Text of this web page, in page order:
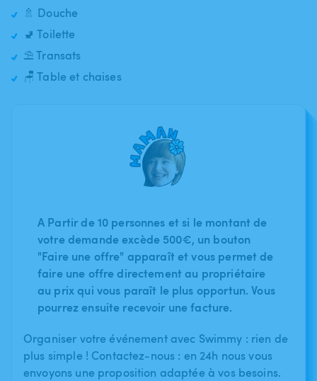
🚿 Douche
🚽 Toilette
⛱️ Transats
🪑 Table et chaises
A Partir de 10 personnes et si le montant de
votre demande excède 500€, un bouton
"Faire une offre" apparaît et vous permet de
faire une offre directement au propriétaire
au prix qui vous paraît le plus opportun. Vous
pourrez ensuite recevoir une facture.
Organiser votre événement avec Swimmy : rien de
plus simple ! Contactez-nous : en 24h nous vous
envoyons une proposition adaptée à vos besoins.